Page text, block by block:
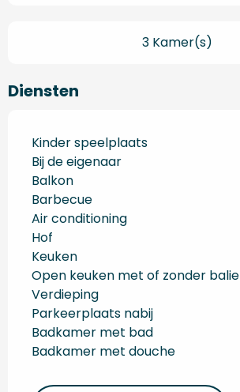
3 Kamer(s)
Diensten
Kinder speelplaats
Bij de eigenaar
Balkon
Barbecue
Air conditioning
Hof
Keuken
Open keuken met of zonder balie
Verdieping
Parkeerplaats nabij
Badkamer met bad
Badkamer met douche